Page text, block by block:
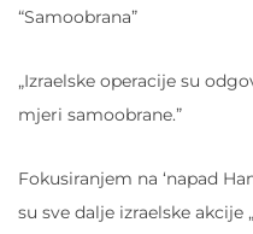
“Samoobrana”
„Izraelske operacije su
mjeri samoobrane.”
Fokusiranjem na ‘napad
su sve dalje izraelske